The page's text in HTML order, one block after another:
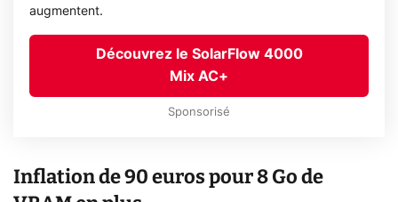
augmentent.
Découvrez le SolarFlow 4000
Mix AC+
Sponsorisé
Inflation de 90 euros pour 8 Go de